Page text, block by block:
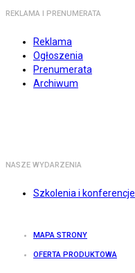
REKLAMA I PRENUMERATA
Reklama
Ogłoszenia
Prenumerata
Archiwum
NASZE WYDARZENIA
Szkolenia i konferencje
MAPA STRONY
OFERTA PRODUKTOWA